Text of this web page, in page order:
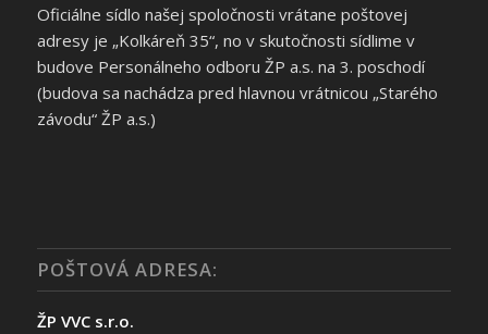
Oficiálne sídlo našej spoločnosti vrátane poštovej
adresy je „Kolkáreň 35“, no v skutočnosti sídlime v
budove Personálneho odboru ŽP a.s. na 3. poschodí
(budova sa nachádza pred hlavnou vrátnicou „Starého
závodu“ ŽP a.s.)
POŠTOVÁ ADRESA:
ŽP VVC s.r.o.